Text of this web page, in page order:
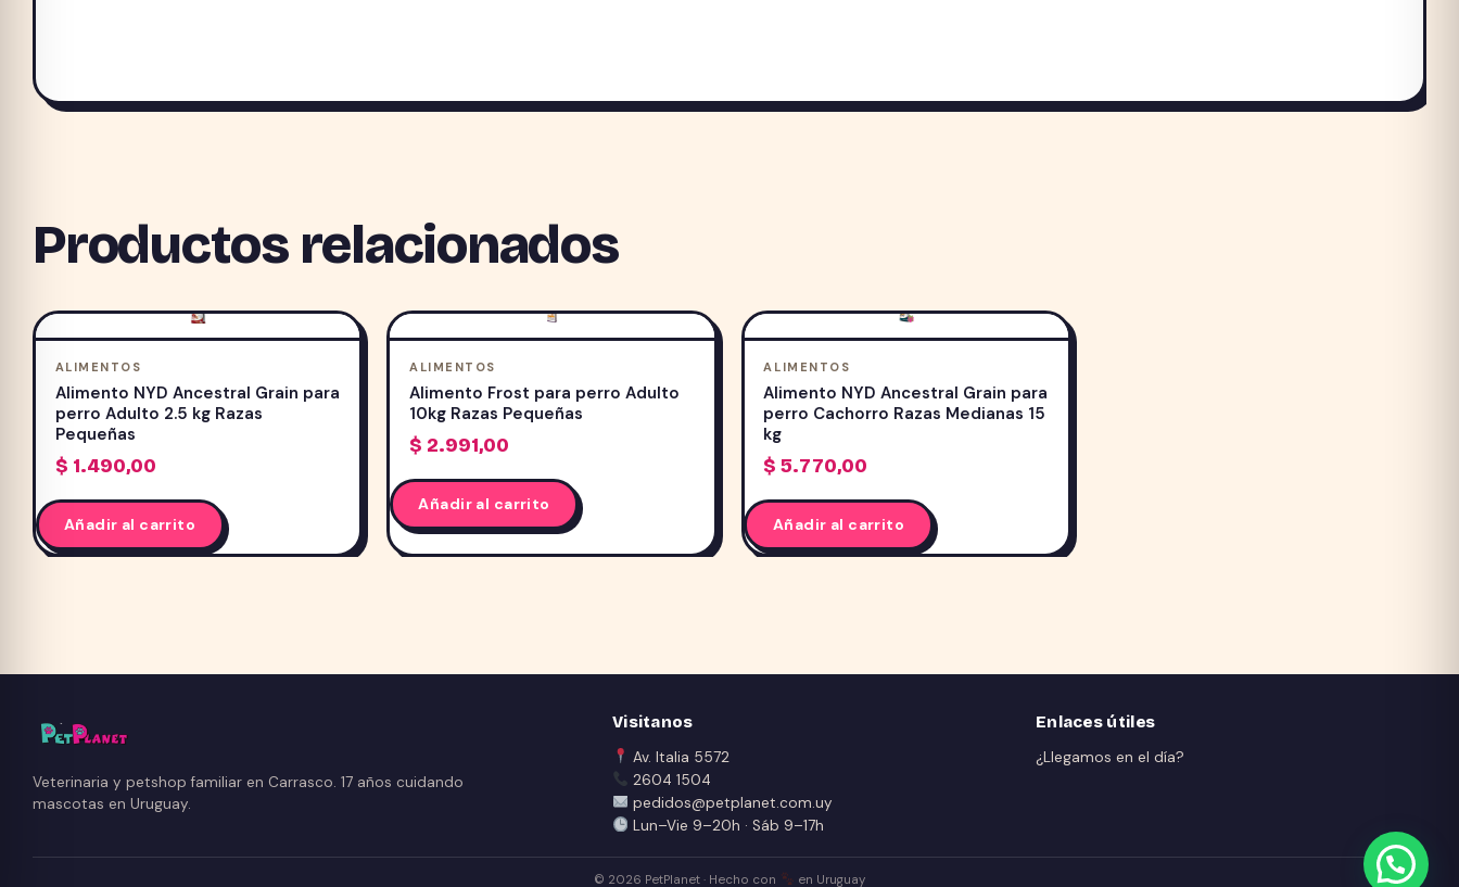
Productos relacionados
ALIMENTOS
Alimento NYD Ancestral Grain para
perro Adulto 2.5 kg Razas
Pequeñas
$ 1.490,00
Añadir al carrito
ALIMENTOS
Alimento Frost para perro Adulto
10kg Razas Pequeñas
$ 2.991,00
Añadir al carrito
ALIMENTOS
Alimento NYD Ancestral Grain para
perro Cachorro Razas Medianas 15
kg
$ 5.770,00
Añadir al carrito
Veterinaria y petshop familiar en Carrasco. 17 años cuidando
mascotas en Uruguay.
Visitanos
Av. Italia 5572
2604 1504
pedidos@petplanet.com.uy
Lun–Vie 9–20h · Sáb 9–17h
Enlaces útiles
¿Llegamos en el día?
© 2026 PetPlanet · Hecho con en Uruguay